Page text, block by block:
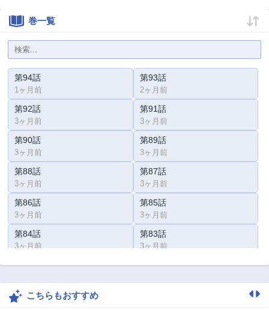
巻一覧
第94話
1ヶ月前
第93話
2ヶ月前
第92話
3ヶ月前
第91話
3ヶ月前
第90話
3ヶ月前
第89話
3ヶ月前
第88話
3ヶ月前
第87話
3ヶ月前
第86話
3ヶ月前
第85話
3ヶ月前
第84話
3ヶ月前
第83話
3ヶ月前
第82話 第81話
第80話こちらもおすすめ